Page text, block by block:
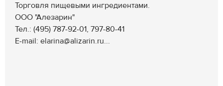
Торговля пищевыми ингредиентами.
ООО "Алезарин"
Тел.: (495) 787-92-01, 797-80-41
E-mail: elarina@alizarin.ru...